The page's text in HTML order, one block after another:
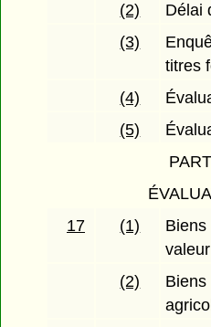
(2)
Délai
(3)
titres
(4)
(5)
17
(1)
valeur
(2)